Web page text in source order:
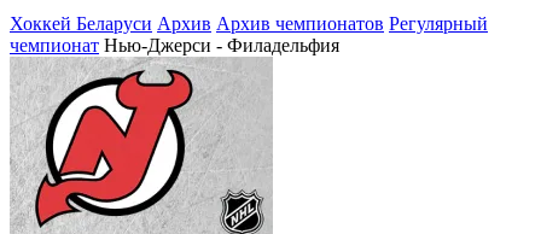
Хоккей Беларуси Архив Архив чемпионатов Регулярный
чемпионат Нью-Джерси - Филадельфия